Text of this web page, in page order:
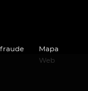
Mapa
Web